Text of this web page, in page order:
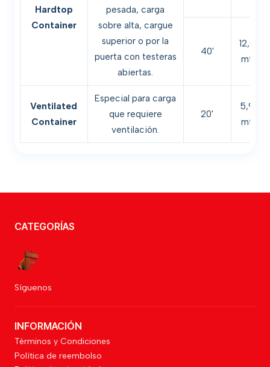
Hardtop
Container
pesada, carga
sobre alta, cargue
superior o por la
puerta con testeras
abiertas.
40'
12,02
mts.
Ventilated
Container
Especial para carga
que requiere
ventilación.
20'
5,93
mts.
CATEGORÍAS
Síguenos
INFORMACIÓN
Términos y Condiciones
Política de reembolso